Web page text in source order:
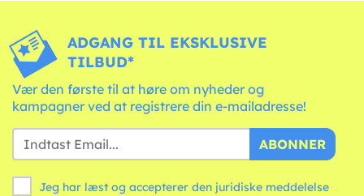
ADGANG TIL EKSKLUSIVE
TILBUD*
Vær den første til at høre om nyheder og
kampagner ved at registrere din e-mailadresse!
ABONNER
Jeg har læst og accepterer den juridiske meddelelse